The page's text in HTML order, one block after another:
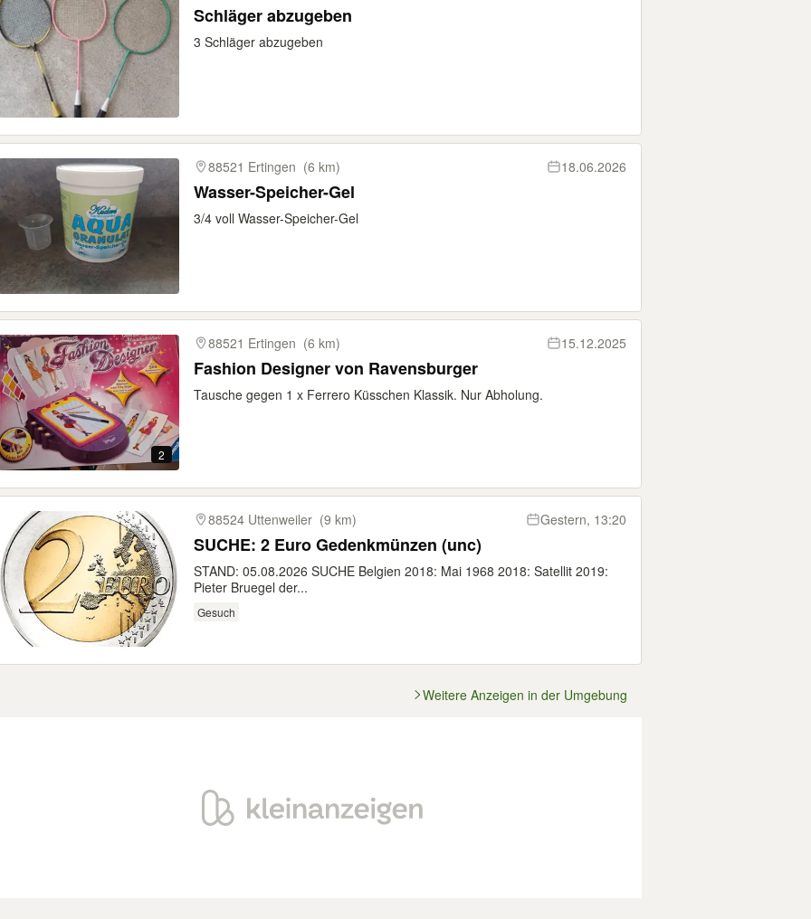
Schläger abzugeben
3 Schläger abzugeben
88521 Ertingen (6 km) 18.06.2026
Wasser-Speicher-Gel
3/4 voll Wasser-Speicher-Gel
2
88521 Ertingen (6 km) 15.12.2025
Fashion Designer von Ravensburger
Tausche gegen 1 x Ferrero Küsschen Klassik. Nur Abholung.
88524 Uttenweiler (9 km) Gestern, 13:20
SUCHE: 2 Euro Gedenkmünzen (unc)
STAND: 05.08.2026 SUCHE Belgien 2018: Mai 1968 2018: Satellit 2019:
Pieter Bruegel der...
Gesuch
Weitere Anzeigen in der Umgebung